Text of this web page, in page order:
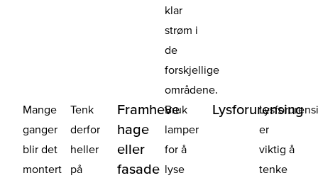
klar
strøm i
de
forskjellige
områdene.
Mange
ganger
blir det
montert
Tenk
derfor
heller
på
Framheve
hage
eller
fasade
Bruk
lamper
for å
lyse
Lysforurensing
er
viktig å
tenke